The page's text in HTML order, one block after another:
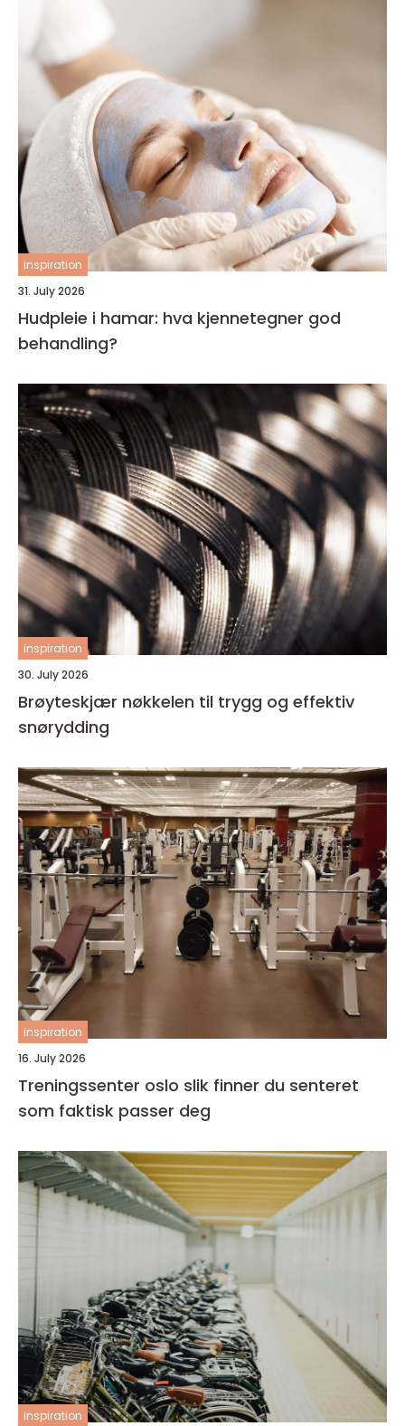
inspiration
31. July 2026
Hudpleie i hamar: hva kjennetegner god
behandling?
inspiration
30. July 2026
Brøyteskjær nøkkelen til trygg og effektiv
snørydding
inspiration
16. July 2026
Treningssenter oslo slik finner du senteret
som faktisk passer deg
inspiration